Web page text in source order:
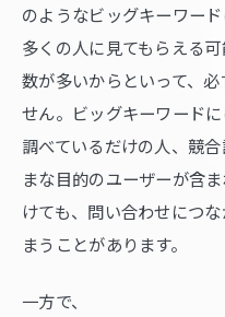
のようなビッグキーワー
多くの人に見てもらえる
数が多いからといって、
せん。ビッグキーワード
調べているだけの人、競
まな目的のユーザーが含
けても、問い合わせにつ
まうことがあります。
一方で、